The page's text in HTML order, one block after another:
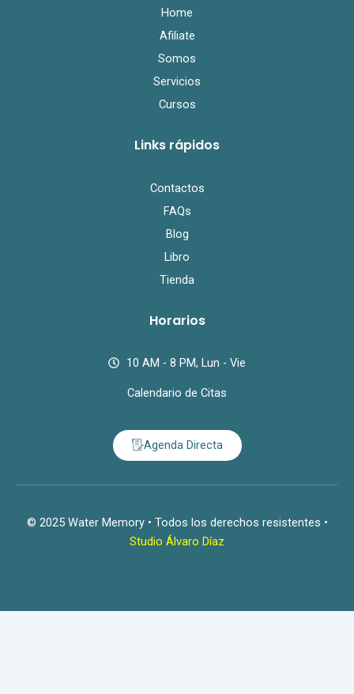
Home
Afiliate
Somos
Servicios
Cursos
Links rápidos
Contactos
FAQs
Blog
Libro
Tienda
Horarios
10 AM - 8 PM, Lun - Vie
Calendario de Citas
Agenda Directa
© 2025 Water Memory • Todos los derechos resistentes •
Studio Álvaro Díaz